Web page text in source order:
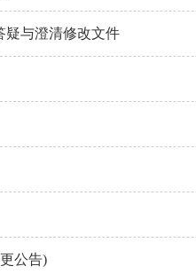
疑与澄清修改文件
公告)